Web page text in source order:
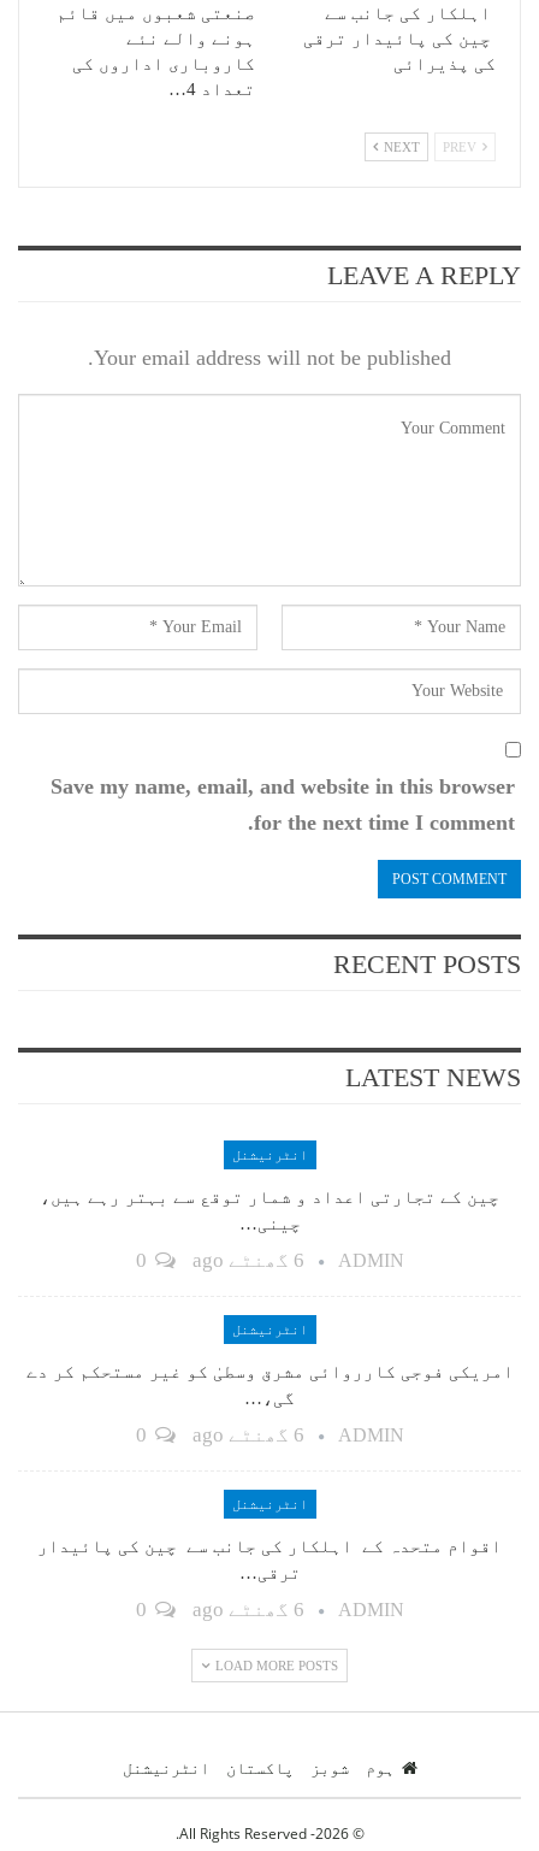
اہلکار کی جانب سے
چین کی پائیدار ترقی
کی پذیرائی
صنعتی شعبوں میں قائم
ہونے والے نئے
کاروباری اداروں کی
تعداد 4…
NEXT
LEAVE A REPLY
Your email address will not be published.
Save my name, email, and website in this browser
for the next time I comment.
RECENT POSTS
LATEST NEWS
انٹرنیشنل
چین کے تجارتی اعداد و شمار توقع سے بہتر رہے ہیں،
چینی…
ADMIN 6 گھنٹے ago
انٹرنیشنل
امریکی فوجی کارروائی مشرق وسطیٰ کو غیر مستحکم کر دے
گی،…
ADMIN 6 گھنٹے ago
انٹرنیشنل
اقوام متحدہ کے اہلکار کی جانب سے چین کی پائیدار
ترقی…
ADMIN 6 گھنٹے ago
LOAD MORE POSTS
ہوم شوبز پاکستان انٹرنیشنل
© 2026- All Rights Reserved.